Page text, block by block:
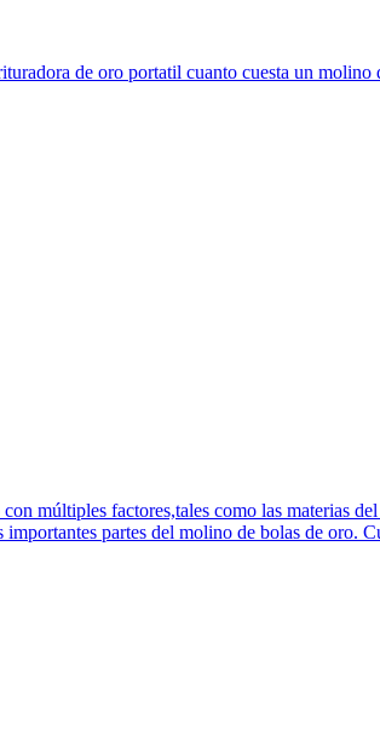
de oro portatil cuanto cuesta un
múltiples factores,tales como las materias
partes del molino de bolas de oro.